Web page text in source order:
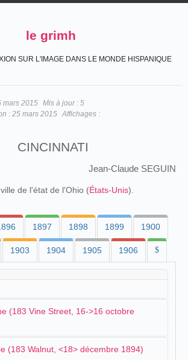
le grimh
SUR L'IMAGE DANS LE MONDE HISPANIQUE
mars 2015 Mis à jour : 5
: 25 mars 2015 Affichages :
CINCINNATI
Jean-Claude SEGUIN
de l'état de l'Ohio (États-Unis).
1897 1898 1899 1900
1903 1904 1905 1906 $
(183 Vine Street, 16->16 octobre
(183 Walnut, <18> décembre 1894)